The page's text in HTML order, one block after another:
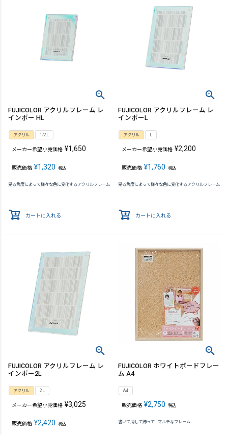
FUJICOLOR アクリルフレーム レ
インボー HL
アクリル 1/2L
メーカー希望小売価格 ¥1,650
販売価格 ¥1,320 税込
見る角度によって様々な色に変化するアクリルフレーム
カートに入れる
FUJICOLOR アクリルフレーム レ
インボーL
アクリル
メーカー希望小売価格 ¥2,200
販売価格 ¥1,760 税込
見る角度によって様々な色に変化するアクリルフレーム
カートに入れる
FUJICOLOR アクリルフレーム レ
インボー2L
アクリル 2L
メーカー希望小売価格 ¥3,025
販売価格 ¥2,420 税込
FUJICOLOR ホワイトボードフレー
ム A4
A4
販売価格 ¥2,750 税込
書いて消して飾って…マルチなフレーム